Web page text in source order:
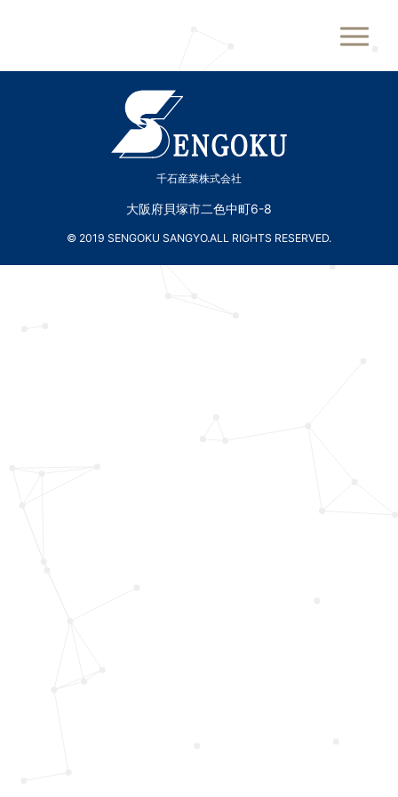
千石産業株式会社
大阪府貝塚市二色中町6-8
© 2019 SENGOKU SANGYO.ALL RIGHTS RESERVED.